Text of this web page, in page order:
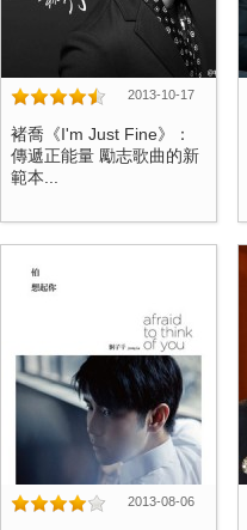
2013-10-17
褚喬《I'm Just Fine》：
傳遞正能量 勵志歌曲的新
範本...
2013-08-06